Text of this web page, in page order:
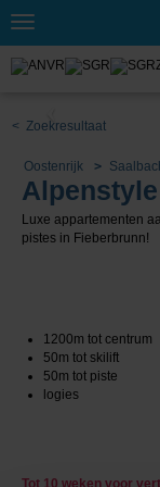
Toggle
< Zoekresultaat
Oostenrijk
Luxe appartementen
pistes in Fieberbrunn!
1200m tot centrum
50m tot skilift
50m tot piste
logies
Tot 10 weken voor